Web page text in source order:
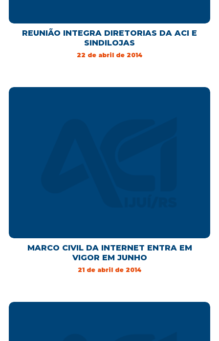
REUNIÃO INTEGRA DIRETORIAS DA ACI E
SINDILOJAS
22 de abril de 2014
MARCO CIVIL DA INTERNET ENTRA EM
VIGOR EM JUNHO
21 de abril de 2014